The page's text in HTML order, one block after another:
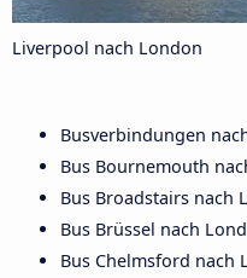
Liverpool nach London
Busverbindungen
Bus Bournemouth
Bus Broadstairs nach
Bus Brüssel nach
Bus Chelmsford nach